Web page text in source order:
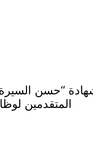
“حسن
المتقدمين